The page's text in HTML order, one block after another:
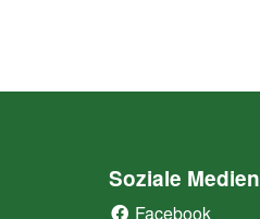
Soziale Medien
Facebook